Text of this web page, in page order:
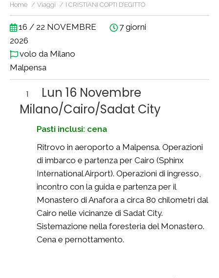
Home Viaggi I CRISTIANI COPTI D’EGITTO
16 / 22 NOVEMBRE
2026
7 giorni
volo da Milano
Malpensa
1
Lun 16 Novembre
Milano/Cairo/Sadat City
Pasti inclusi: cena
Ritrovo in aeroporto a Malpensa. Operazioni
di imbarco e partenza per Cairo (Sphinx
International Airport). Operazioni di ingresso,
incontro con la guida e partenza per il
Monastero di Anafora a circa 80 chilometri dal
Cairo nelle vicinanze di Sadat City.
Sistemazione nella foresteria del Monastero.
Cena e pernottamento.